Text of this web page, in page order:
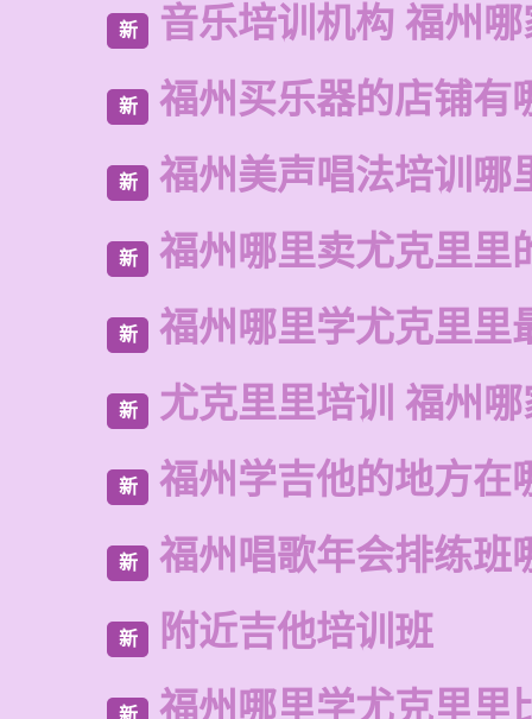
新 音乐培训机构 福州
新 福州买乐器的店铺有
新 福州美声唱法培训哪
新 福州哪里卖尤克里里
新 福州哪里学尤克里里
新 尤克里里培训 福州
新 福州学吉他的地方在
新 福州唱歌年会排练班
新 附近吉他培训班
新 福州哪里学尤克里里